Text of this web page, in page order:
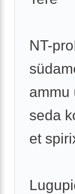
NT-
ammu
seda
et